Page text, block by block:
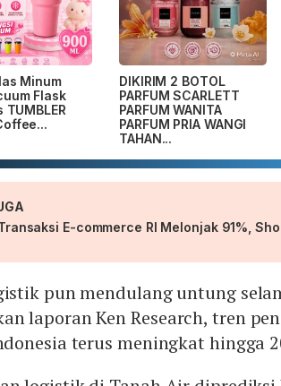
Minum
Flask
DIKIRIM 2 BOTOL
PARFUM SCARLETT
PARFUM WANITA
PARFUM PRIA WANGI
TAHAN...
E-commerce RI Melonjak 91%,
pun mendulang untung
laporan Ken Research, tren
terus meningkat hingga